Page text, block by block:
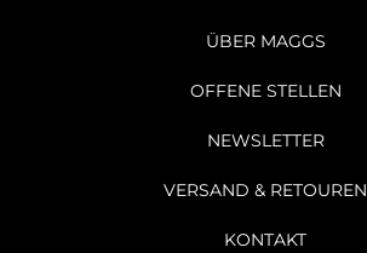
ÜBER MAGGS
OFFENE STELLEN
NEWSLETTER
VERSAND & RETOUREN
KONTAKT